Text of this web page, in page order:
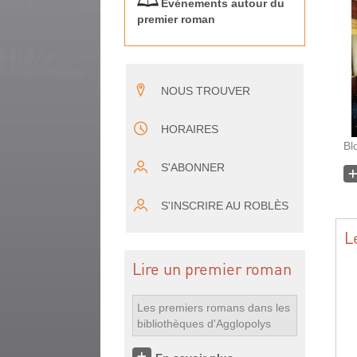
Événements autour du
premier roman
NOUS TROUVER
HORAIRES
S'ABONNER
S'INSCRIRE AU ROBLÈS
Lire un premier roman
Les premiers romans dans les
bibliothèques d'Agglopolys